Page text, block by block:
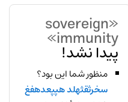
«sovereign
immunity»
پیدا نشد!
منظور شما این بود؟
سخرثقثهلد هپپعدهفغ